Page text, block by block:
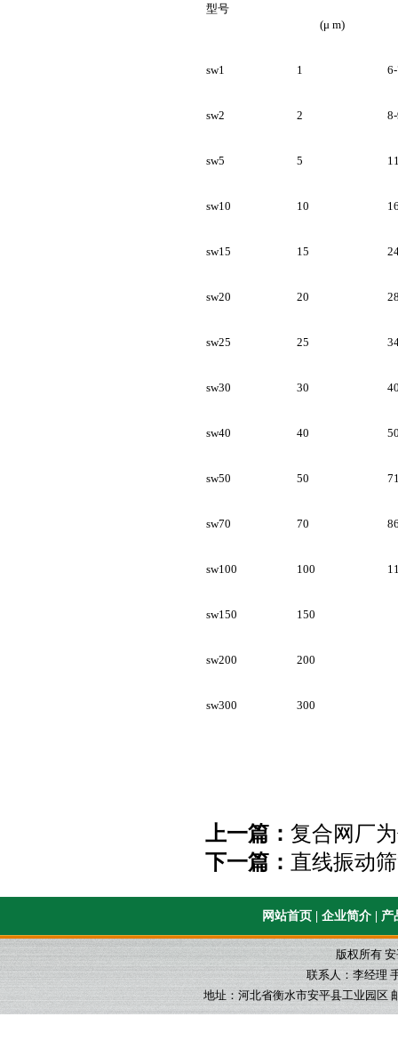
型号
(μ m)
sw1 1
sw2 2
sw5 5
sw10 10
sw15 15
sw20 20
sw25 25
sw30 30
sw40 40
sw50 50
sw70 70
sw100 100
sw150 150
sw200 200
sw300 300
上一篇： 复合网厂
下一篇： 直线振动
网站首页| 企业简介| 产
版权所有
联系人：李经理
地址：河北省衡水市安平县工业园区